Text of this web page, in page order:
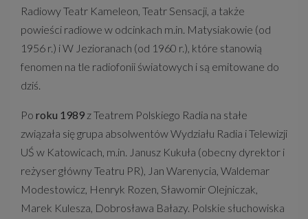
Radiowy Teatr Kameleon, Teatr Sensacji, a także
powieści radiowe w odcinkach m.in. Matysiakowie (od
1956 r.) i W Jezioranach (od 1960 r.), które stanowią
fenomen na tle radiofonii światowych i są emitowane do
dziś.
Po roku 1989 z Teatrem Polskiego Radia na stałe
związała się grupa absolwentów Wydziału Radia i Telewizji
UŚ w Katowicach, m.in. Janusz Kukuła (obecny dyrektor i
reżyser główny Teatru PR), Jan Warenycia, Waldemar
Modestowicz, Henryk Rozen, Sławomir Olejniczak,
Marek Kulesza, Dobrosława Bałazy. Polskie słuchowiska